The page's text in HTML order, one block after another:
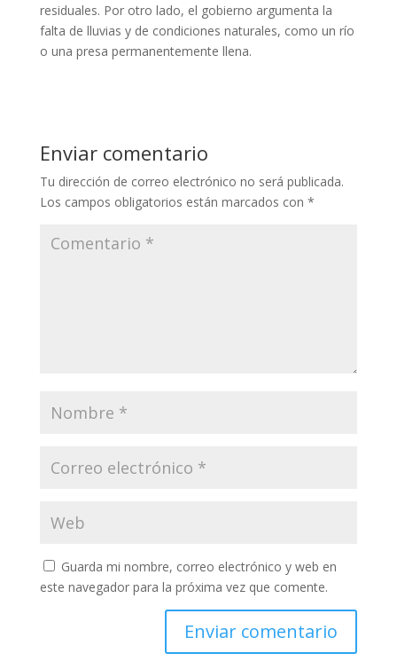
residuales. Por otro lado, el gobierno argumenta la
falta de lluvias y de condiciones naturales, como un río
o una presa permanentemente llena.
Enviar comentario
Tu dirección de correo electrónico no será publicada.
Los campos obligatorios están marcados con *
Guarda mi nombre, correo electrónico y web en
este navegador para la próxima vez que comente.